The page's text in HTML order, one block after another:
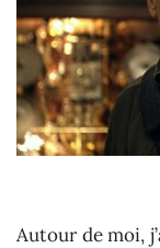
Autour de moi,